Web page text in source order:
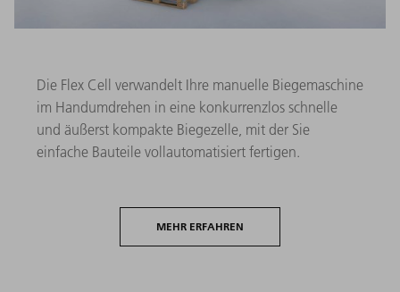
Die Flex Cell verwandelt Ihre manuelle Biegemaschine
im Handumdrehen in eine konkurrenzlos schnelle
und äußerst kompakte Biegezelle, mit der Sie
einfache Bauteile vollautomatisiert fertigen.
MEHR ERFAHREN